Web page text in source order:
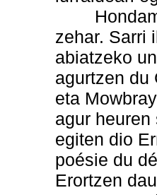
zehar. Sarri
abiatzeko
agurtzen du
eta
agur
egiten dio
poésie du
Erortzen